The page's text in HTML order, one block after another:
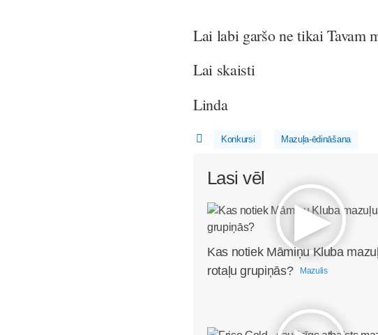
Lai labi garšo ne tikai Tavam
Lai skaisti
Linda
Konkursi Mazuļa-ēdināšana
Lasi vēl
Kas notiek Māmiņu Kluba
rotaļu grupiņās?
Mazulis